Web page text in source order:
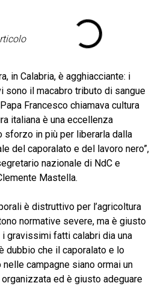
in Calabria, è agghiacciante: i
sono il macabro tributo di sangue
Francesco chiamava cultura
italiana è una eccellenza
sforzo in più per liberarla dalla
del caporalato e del lavoro nero”,
nazionale di NdC e
Mastella.
è distruttivo per l’agricoltura
normative severe, ma è giusto
gravissimi fatti calabri dia una
dubbio che il caporalato e lo
campagne siano ormai un
ed è giusto adeguare